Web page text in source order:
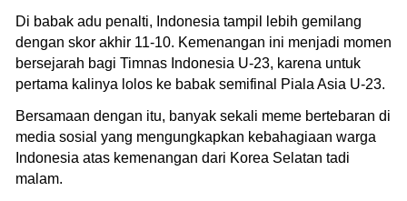
Di babak adu penalti, Indonesia tampil lebih gemilang
dengan skor akhir 11-10. Kemenangan ini menjadi momen
bersejarah bagi Timnas Indonesia U-23, karena untuk
pertama kalinya lolos ke babak semifinal Piala Asia U-23.
Bersamaan dengan itu, banyak sekali meme bertebaran di
media sosial yang mengungkapkan kebahagiaan warga
Indonesia atas kemenangan dari Korea Selatan tadi
malam.